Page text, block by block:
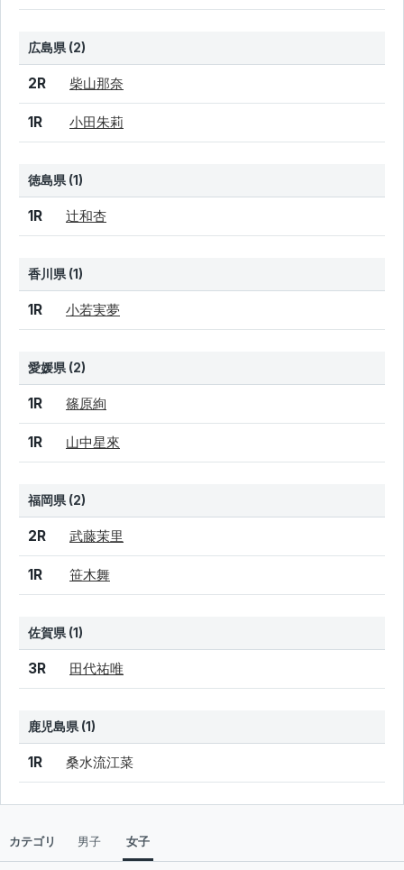
広島県 (2)
結果 シード 選手名
2R 柴山那奈
1R 小田朱莉
徳島県 (1)
結果 シード
1R 辻和杏
香川県 (1)
結果 シード 選手名
1R 小若実夢
愛媛県 (2)
結果 シード
1R 篠原絢
1R 山中星來
福岡県 (2)
結果 シード 選手名
2R 武藤茉里
1R 笹木舞
佐賀県 (1)
結果 シード 選手名
3R 田代祐唯
鹿児島県 (1)
結果 シード 選手名
1R 桑水流江菜
カテゴリ 男子 女子